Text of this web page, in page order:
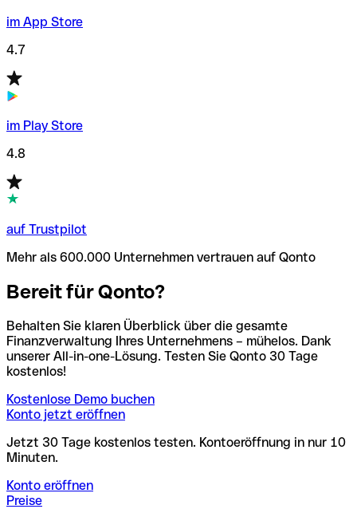
im App Store
4.7
im Play Store
4.8
auf Trustpilot
Mehr als 600.000 Unternehmen vertrauen auf Qonto
Bereit für Qonto?
Behalten Sie klaren Überblick über die gesamte
Finanzverwaltung Ihres Unternehmens – mühelos. Dank
unserer All-in-one-Lösung. Testen Sie Qonto 30 Tage
kostenlos!
Kostenlose Demo buchen
Konto jetzt eröffnen
Jetzt 30 Tage kostenlos testen. Kontoeröffnung in nur 10
Minuten.
Konto eröffnen
Preise